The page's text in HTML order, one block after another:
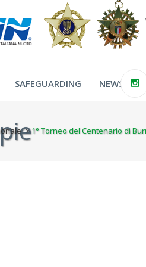
SAFEGUARDING NEWS
>1° Torneo del Centenario di